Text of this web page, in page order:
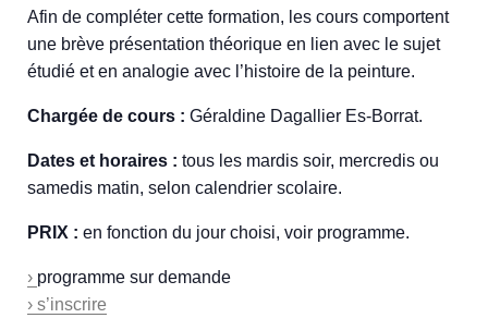
Afin de compléter cette formation, les cours comportent
une brève présentation théorique en lien avec le sujet
étudié et en analogie avec l’histoire de la peinture.
Chargée de cours : Géraldine Dagallier Es-Borrat.
Dates et horaires : tous les mardis soir, mercredis ou
samedis matin, selon calendrier scolaire.
PRIX : en fonction du jour choisi, voir programme.
› programme sur demande
› s’inscrire